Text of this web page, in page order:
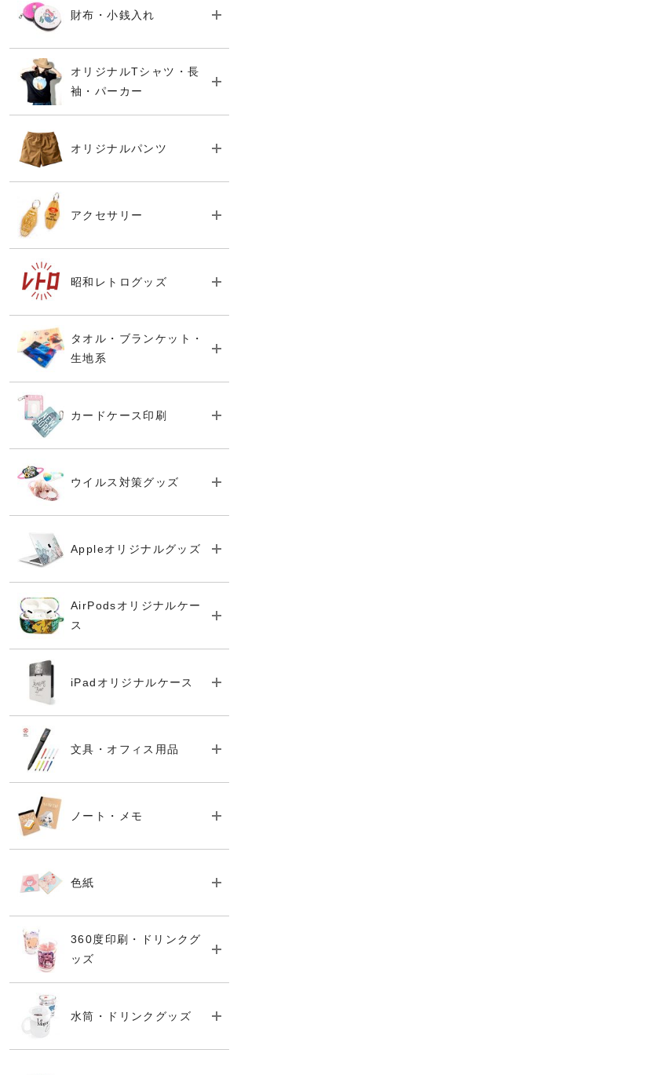
財布・小銭入れ
オリジナルTシャツ・長
袖・パーカー
オリジナルパンツ
アクセサリー
昭和レトログッズ
タオル・ブランケット・
生地系
カードケース印刷
ウイルス対策グッズ
Appleオリジナルグッズ
AirPodsオリジナルケー
ス
iPadオリジナルケース
文具・オフィス用品
ノート・メモ
色紙
360度印刷・ドリンクグ
ッズ
水筒・ドリンクグッズ